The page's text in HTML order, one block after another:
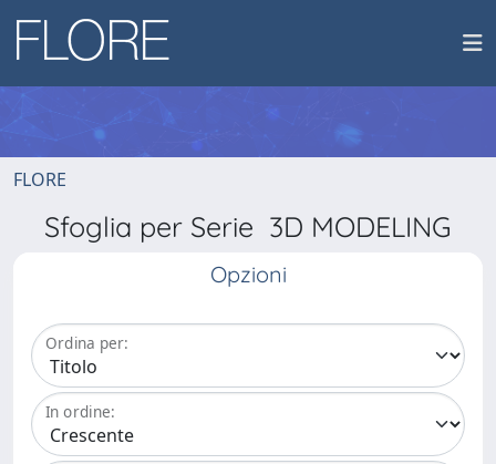
FLORE
Sfoglia per Serie 3D MODELING
Opzioni
Ordina per:
In ordine: